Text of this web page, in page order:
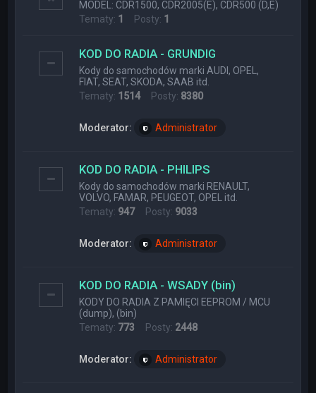
MODEL: CDR1500, CDR2005(E), CDR500 (D,E)
Tematy: 1 Posty: 1
KOD DO RADIA - GRUNDIG
Kody do samochodów marki AUDI, OPEL,
FIAT, SEAT, SKODA, SAAB itd.
Tematy: 1514Posty: 8380
Moderator: Administrator
KOD DO RADIA - PHILIPS
Kody do samochodów marki RENAULT,
VOLVO, FAMAR, PEUGEOT, OPEL itd.
Tematy: 947Posty: 9033
Moderator: Administrator
KOD DO RADIA - WSADY (bin)
KODY DO RADIA Z PAMIĘCI EEPROM / MCU
(dump), (bin)
Tematy: 773 Posty: 2448
Moderator: Administrator